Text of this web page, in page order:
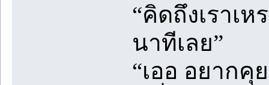
“คิดถึงเราเ
นาทีเลย”
“เออ อยากคุ